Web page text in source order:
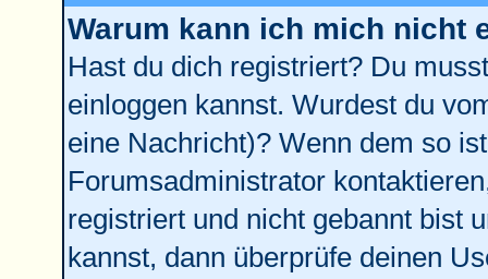
Warum kann ich mich nicht
Hast du dich registriert? Du
einloggen kannst. Wurdest du
eine Nachricht)? Wenn dem so
Forumsadministrator
registriert und nicht gebannt bist
kannst, dann überprüfe deinen